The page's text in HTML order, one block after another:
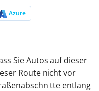
Azure
Sie Autos auf dieser
Route nicht vor
entlang